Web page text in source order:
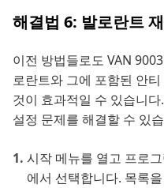
해결법 6: 발로란트
이전 방법들로도 VAN
로란트와 그에 포함된 안
것이 효과적일 수 있습니
설정 문제를 해결할 수 있
시작 메뉴를 열고 프로
에서 선택합니다. 목록